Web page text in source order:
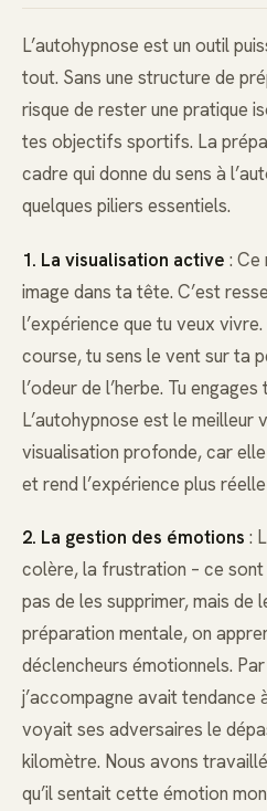
L’autohypnose est un outil
tout. Sans une structure de
risque de rester une pratique
tes objectifs sportifs. La
cadre qui donne du sens à
quelques piliers essentiels.
1. La visualisation active : Ce
image dans ta tête. C’est
l’expérience que tu veux
course, tu sens le vent sur ta
l’odeur de l’herbe. Tu
L’autohypnose est le meilleur
visualisation profonde, car
et rend l’expérience plus
2. La gestion des émotions :
colère, la frustration – ce sont
pas de les supprimer, mais de
préparation mentale, on
déclencheurs émotionnels.
j’accompagne avait tendance
voyait ses adversaires le
kilomètre. Nous avons
qu’il sentait cette émotion